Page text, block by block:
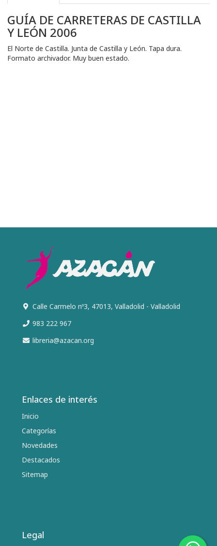
GUÍA DE CARRETERAS DE CASTILLA
Y LEÓN 2006
El Norte de Castilla. Junta de Castilla y León. Tapa dura.
Formato archivador. Muy buen estado.
Calle Carmelo nº3, 47013, Valladolid - Valladolid
983 222 967
libreria@azacan.org
Enlaces de interés
Inicio
Categorías
Novedades
Destacados
Sitemap
Legal